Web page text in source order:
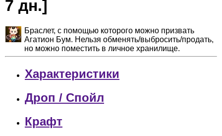
7 дн.]
Браслет, с помощью которого можно призвать
Агатион Бум. Нельзя обменять/выбросить/продать,
но можно поместить в личное хранилище.
Характеристики
Дроп / Спойл
Крафт